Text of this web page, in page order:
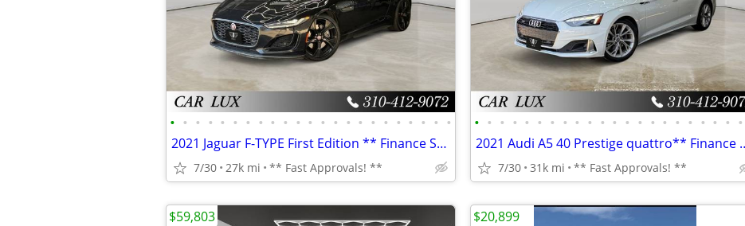
• • • • • • • • • • • • • • • • • • • • • • •
2021 Jaguar F-TYPE First Edition ** Finance Specialists **
7/30 27k mi ** Fast Approvals! **
• • • • • • • • • • • • • • • • • • • • • •
2021 Audi A5 40
7/30 31k mi ** Fast Approvals! **
$59,803 $20,899